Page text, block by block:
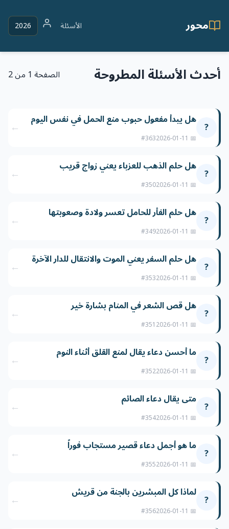
محور الأسئلة 2026
أحدث الأسئلة المطروحة الصفحة 1 من 2
? هل يبدأ مفعول حبوب منع الحمل في نفس اليوم
📅 2026-01-11
#363
←
? هل حلم الذهب للعزباء يعني زواج قريب
📅 2026-01-11
#350
←
? هل حلم الفأر للحامل تعسر ولادة وصعوبتها
📅 2026-01-11
#349
←
? هل حلم السفر يعني الموت والانتقال للدار الآخرة
📅 2026-01-11
#353
←
? هل قص الشعر في المنام بشارة خير
📅 2026-01-11
#351
←
? ما أحسن دعاء يقال لمنع القلق أثناء النوم
📅 2026-01-11
#352
←
? متى يقال دعاء الصائم
📅 2026-01-11
#354
←
? ما هو أجمل دعاء قصير مستجاب فوراً
📅 2026-01-11
#355
←
? لماذا كل المبشرين بالجنة من قريش
📅 2026-01-11
#356
←